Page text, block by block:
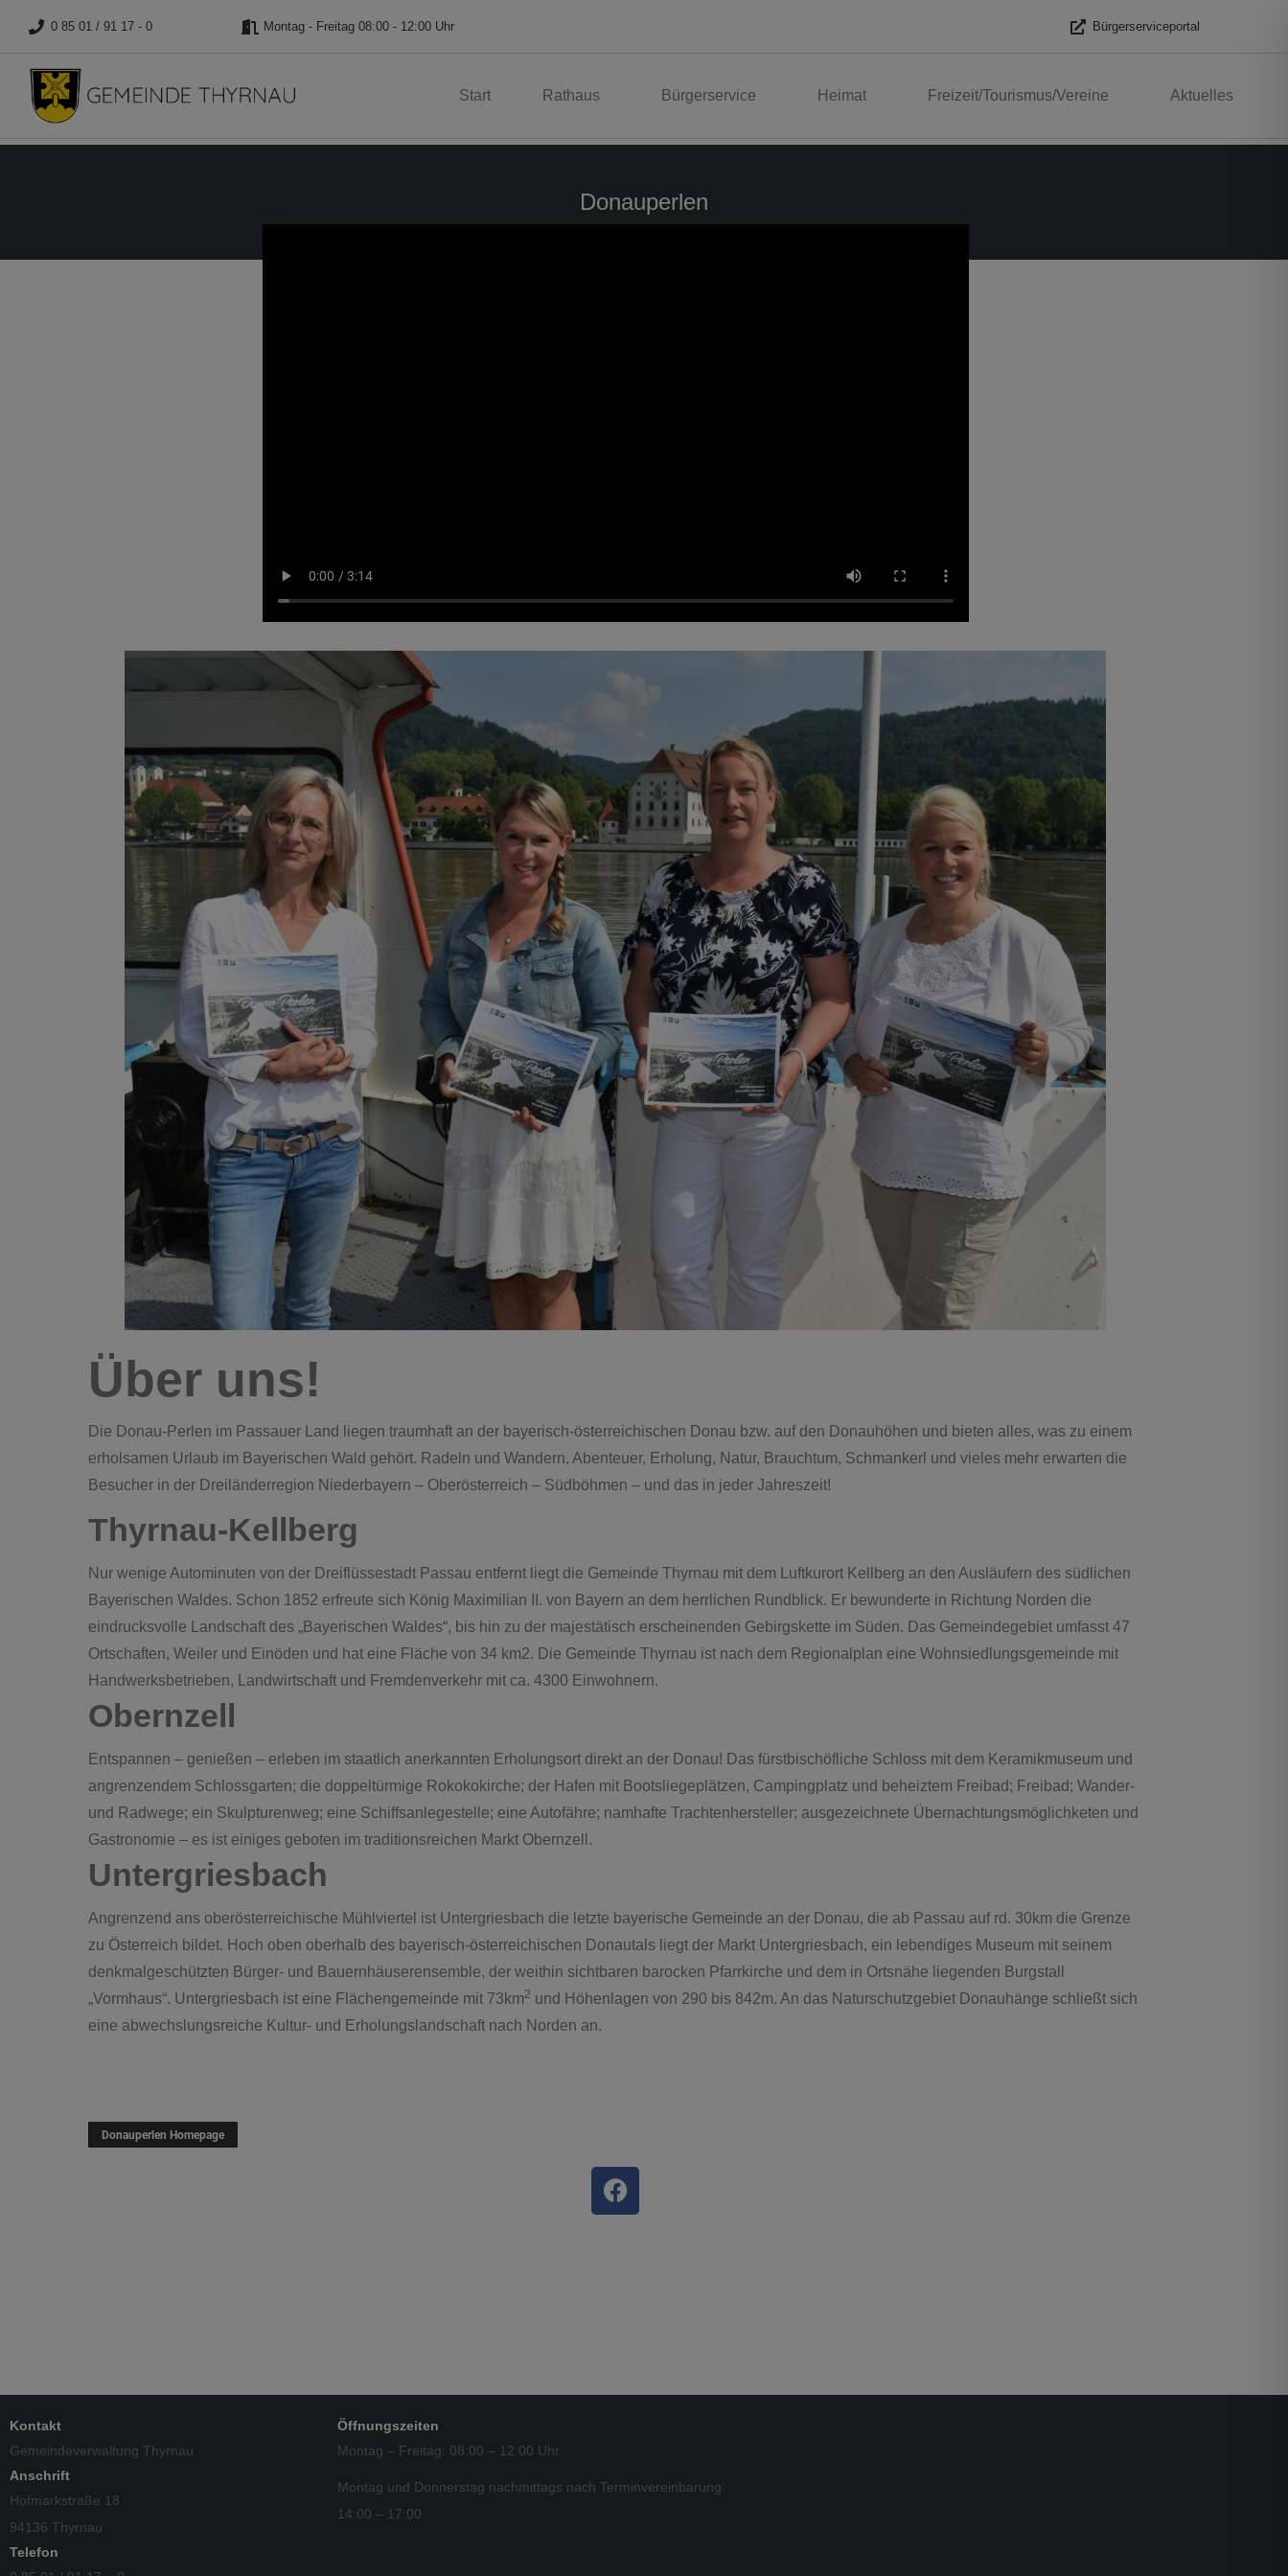
0 85 01 / 91 17 - 0 Montag - Freitag 08:00 - 12:00 Uhr Bürgerserviceportal
Start Rathaus Bürgerservice Heimat Freizeit/Tourismus/Vereine Aktuelles
Donauperlen
Über uns!
Die Donau-Perlen im Passauer Land liegen traumhaft an der bayerisch-österreichischen Donau bzw. auf den Donauhöhen und bieten alles, was zu einem
erholsamen Urlaub im Bayerischen Wald gehört. Radeln und Wandern, Abenteuer, Erholung, Natur, Brauchtum, Schmankerl und vieles mehr erwarten die
Besucher in der Dreiländerregion Niederbayern – Oberösterreich – Südböhmen – und das in jeder Jahreszeit!
Thyrnau-Kellberg
Nur wenige Autominuten von der Dreiflüssestadt Passau entfernt liegt die Gemeinde Thyrnau mit dem Luftkurort Kellberg an den Ausläufern des südlichen
Bayerischen Waldes. Schon 1852 erfreute sich König Maximilian II. von Bayern an dem herrlichen Rundblick. Er bewunderte in Richtung Norden die
eindrucksvolle Landschaft des „Bayerischen Waldes“, bis hin zu der majestätisch erscheinenden Gebirgskette im Süden. Das Gemeindegebiet umfasst 47
Ortschaften, Weiler und Einöden und hat eine Fläche von 34 km2. Die Gemeinde Thyrnau ist nach dem Regionalplan eine Wohnsiedlungsgemeinde mit
Handwerksbetrieben, Landwirtschaft und Fremdenverkehr mit ca. 4300 Einwohnern.
Obernzell
Entspannen – genießen – erleben im staatlich anerkannten Erholungsort direkt an der Donau! Das fürstbischöfliche Schloss mit dem Keramikmuseum und
angrenzendem Schlossgarten; die doppeltürmige Rokokokirche; der Hafen mit Bootsliegeplätzen, Campingplatz und beheiztem Freibad; Freibad; Wander-
und Radwege; ein Skulpturenweg; eine Schiffsanlegestelle; eine Autofähre; namhafte Trachtenhersteller; ausgezeichnete Übernachtungsmöglichketen und
Gastronomie – es ist einiges geboten im traditionsreichen Markt Obernzell.
Untergriesbach
Angrenzend ans oberösterreichische Mühlviertel ist Untergriesbach die letzte bayerische Gemeinde an der Donau, die ab Passau auf rd. 30km die Grenze
zu Österreich bildet. Hoch oben oberhalb des bayerisch-österreichischen Donautals liegt der Markt Untergriesbach, ein lebendiges Museum mit seinem
denkmalgeschützten Bürger- und Bauernhäuserensemble, der weithin sichtbaren barocken Pfarrkirche und dem in Ortsnähe liegenden Burgstall
„Vormhaus“. Untergriesbach ist eine Flächengemeinde mit 73km2 und Höhenlagen von 290 bis 842m. An das Naturschutzgebiet Donauhänge schließt sich
eine abwechslungsreiche Kultur- und Erholungslandschaft nach Norden an.
Donauperlen Homepage
Kontakt
Gemeindeverwaltung Thyrnau
Anschrift
Hofmarkstraße 18
94136 Thyrnau
Telefon
Öffnungszeiten
Montag – Freitag: 08:00 – 12:00 Uhr
Montag und Donnerstag nachmittags nach Terminvereinbarung:
14:00 – 17:00